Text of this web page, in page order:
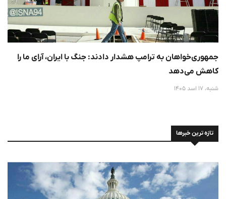
جمهوری‌خواهان به ترامپ هشدار دادند: جنگ با ایران، آرای ما را
کاهش می‌دهد
شنبه، 17 اسد 1405
تازه ترین خبرها